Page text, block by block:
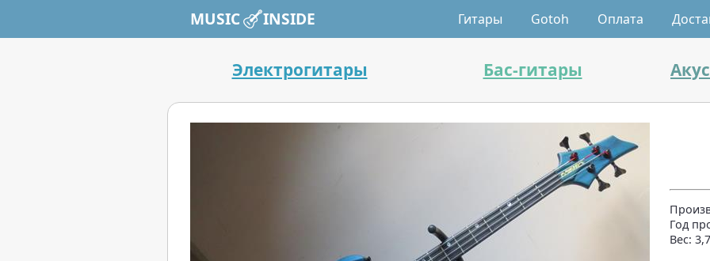
Электрогитары Бас-гитары
Год
Вес:
MUSIC INSIDE Гитары Gotoh Оплата